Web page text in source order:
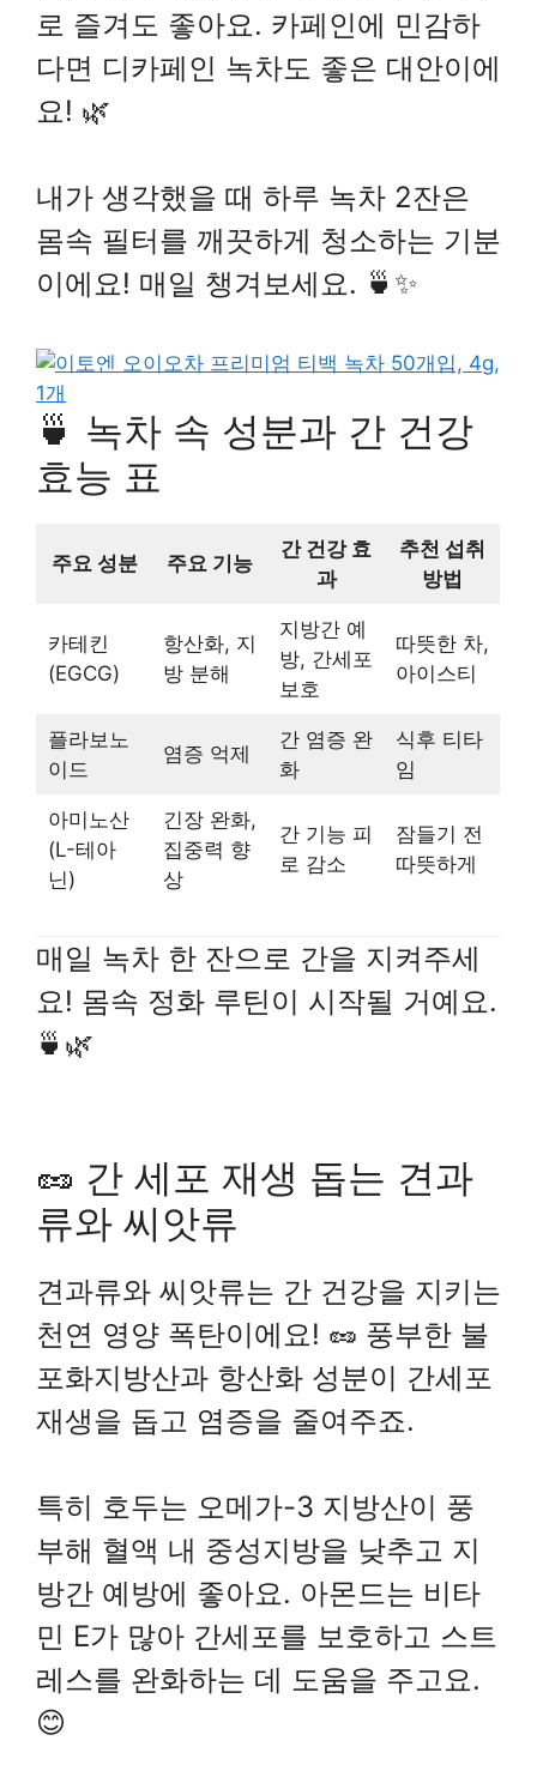
로 즐겨도 좋아요. 카페인에 민감하
다면 디카페인 녹차도 좋은 대안이에
요! 🌿
내가 생각했을 때 하루 녹차 2잔은
몸속 필터를 깨끗하게 청소하는 기분
이에요! 매일 챙겨보세요. 🍵✨
🍵 녹차 속 성분과 간 건강
효능 표
주요 성분 주요 기능
간 건강 효
과
추천 섭취
방법
카테킨
(EGCG)
항산화, 지
방 분해
지방간 예
방, 간세포
보호
따뜻한 차,
아이스티
플라보노
이드
염증 억제
간 염증 완
화
식후 티타
임
아미노산
(L-테아
닌)
긴장 완화,
집중력 향
상
간 기능 피
로 감소
잠들기 전
따뜻하게
매일 녹차 한 잔으로 간을 지켜주세
요! 몸속 정화 루틴이 시작될 거예요.
🍵🌿
🥜 간 세포 재생 돕는 견과
류와 씨앗류
견과류와 씨앗류는 간 건강을 지키는
천연 영양 폭탄이에요! 🥜 풍부한 불
포화지방산과 항산화 성분이 간세포
재생을 돕고 염증을 줄여주죠.
특히 호두는 오메가-3 지방산이 풍
부해 혈액 내 중성지방을 낮추고 지
방간 예방에 좋아요. 아몬드는 비타
민 E가 많아 간세포를 보호하고 스트
레스를 완화하는 데 도움을 주고요.
😊